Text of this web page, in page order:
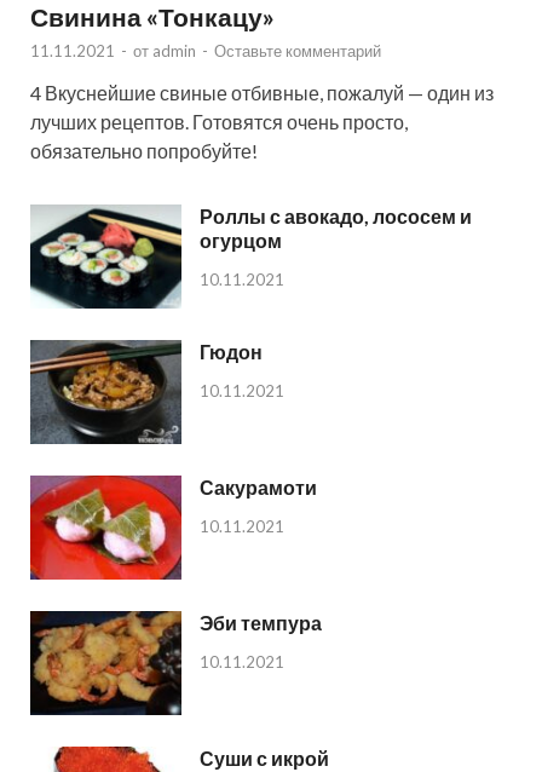
Свинина «Тонкацу»
11.11.2021 - от admin - Оставьте комментарий
4 Вкуснейшие свиные отбивные, пожалуй — один из
лучших рецептов. Готовятся очень просто,
обязательно попробуйте!
Роллы с авокадо, лососем и
огурцом
10.11.2021
Гюдон
10.11.2021
Сакурамоти
10.11.2021
Эби темпура
10.11.2021
Суши с икрой